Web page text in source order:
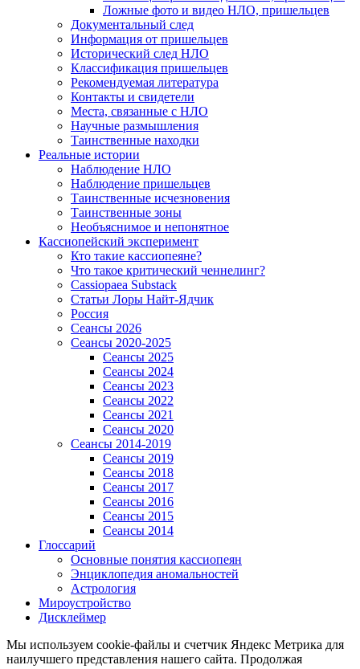
Ложные фото и видео НЛО, пришельцев
Документальный след
Информация от пришельцев
Исторический след НЛО
Классификация пришельцев
Рекомендуемая литература
Контакты и свидетели
Места, связанные с НЛО
Научные размышления
Таинственные находки
Реальные истории
Наблюдение НЛО
Наблюдение пришельцев
Таинственные исчезновения
Таинственные зоны
Необъяснимое и непонятное
Кассиопейский эксперимент
Кто такие кассиопеяне?
Что такое критический ченнелинг?
Сassiopaea Substack
Статьи Лоры Найт-Ядчик
Россия
Сеансы 2026
Сеансы 2020-2025
Сеансы 2025
Сеансы 2024
Сеансы 2023
Сеансы 2022
Сеансы 2021
Сеансы 2020
Сеансы 2014-2019
Сеансы 2019
Сеансы 2018
Сеансы 2017
Сеансы 2016
Сеансы 2015
Сеансы 2014
Глоссарий
Основные понятия кассиопеян
Энциклопедия аномальностей
Астрология
Мироустройство
Дисклеймер
Мы используем cookie-файлы и счетчик Яндекс Метрика для
наилучшего представления нашего сайта. Продолжая